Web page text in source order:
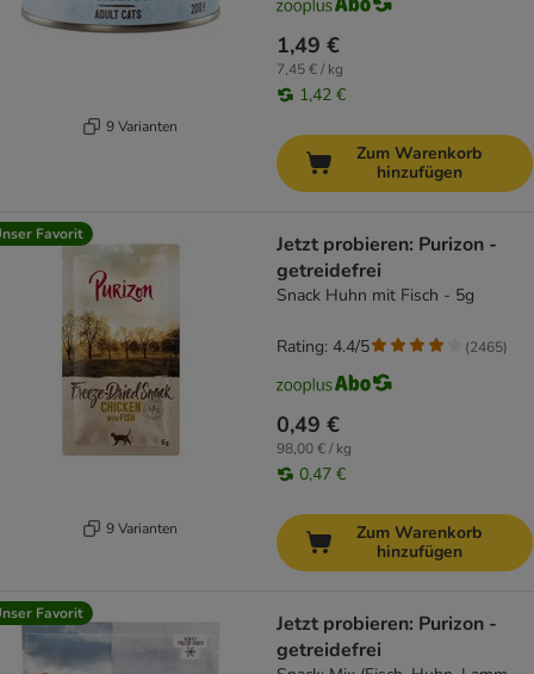
9 Varianten
1,49 €
7,45 € / kg
1,42 €
Zum Warenkorb
hinzufügen
Favorit
9 Varianten
Jetzt probieren: Purizon -
getreidefrei
Snack Huhn mit Fisch - 5g
0,49 €
98,00 € / kg
0,47 €
Rating: 4.4/5 (2465)
Zum Warenkorb
hinzufügen
Favorit
Jetzt probieren: Purizon -
getreidefrei